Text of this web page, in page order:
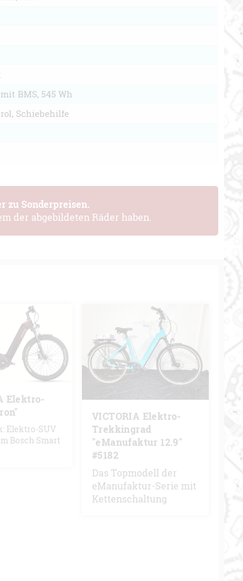
BMS, 545 Wh
Schiebehilfe
zu Sonderpreisen.
der abgebildeten Räder haben.
Elektro-
Elektro-SUV
Bosch Smart
VICTORIA Elektro-
Trekkingrad
"eManufaktur 12.9"
#5182
Das Topmodell der
eManufaktur-Serie mit
Kettenschaltung